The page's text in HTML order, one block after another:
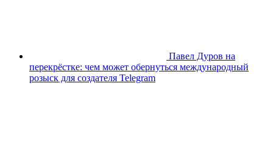
Павел Дуров на
перекрёстке: чем может обернуться международный
розыск для создателя Telegram